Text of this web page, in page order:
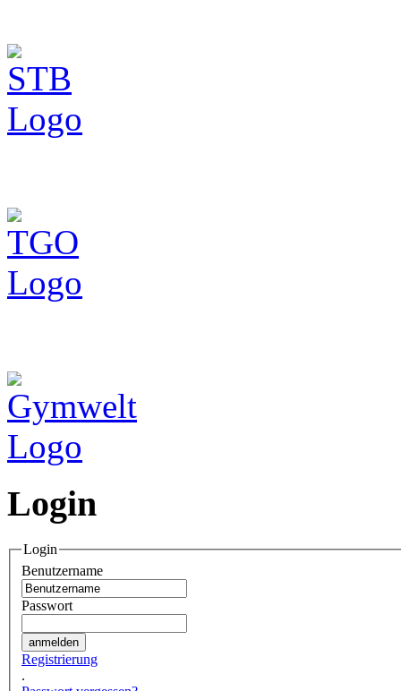
Login
Login
Benutzername
Passwort
Registrierung
.